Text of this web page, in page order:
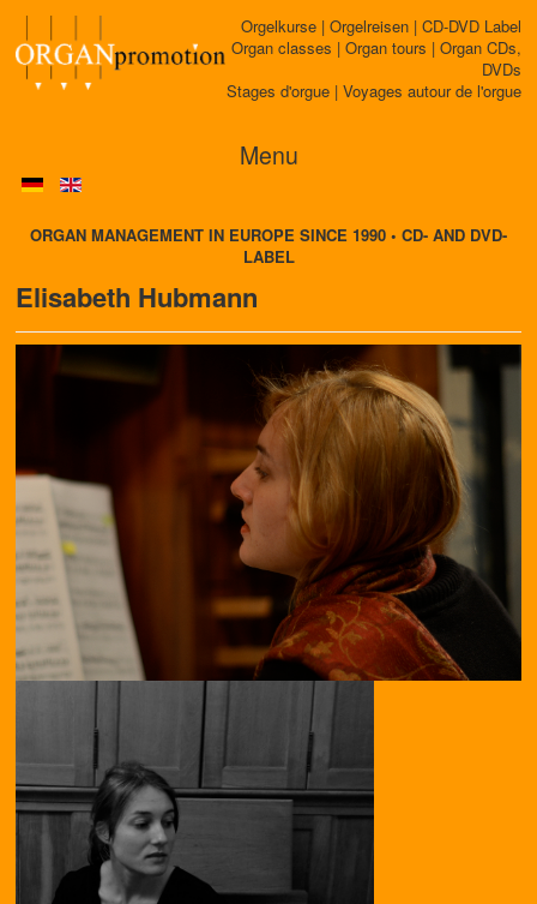
Orgelkurse | Orgelreisen | CD-DVD Label
Organ classes | Organ tours | Organ CDs,
DVDs
Stages d'orgue | Voyages autour de l'orgue
Menu
ORGAN MANAGEMENT IN EUROPE SINCE 1990 • CD- AND DVD-
LABEL
Elisabeth Hubmann